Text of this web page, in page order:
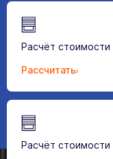
Расчёт
Рассчитать
Расчёт стоимости